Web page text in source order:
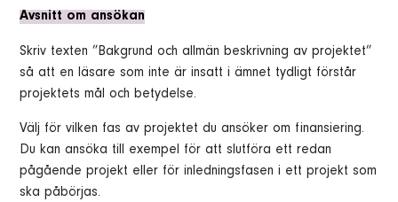
Avsnitt om ansökan
Skriv texten ”Bakgrund och allmän beskrivning av projektet”
så att en läsare som inte är insatt i ämnet tydligt förstår
projektets mål och betydelse.
Välj för vilken fas av projektet du ansöker om finansiering.
Du kan ansöka till exempel för att slutföra ett redan
pågående projekt eller för inledningsfasen i ett projekt som
ska påbörjas.